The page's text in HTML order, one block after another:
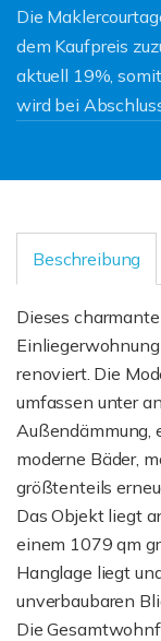
Die
dem Kaufpreis
aktuell 19%,
wird bei
Beschreibung
Dieses
renoviert. Die
umfassen unter
Außendämmung,
moderne Bäder,
größtenteils
Das Objekt liegt
einem 1079 qm
Hanglage liegt
unverbaubaren
Die